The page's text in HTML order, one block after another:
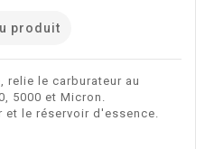
produit
relie le carburateur au
5000 et Micron.
et le réservoir d'essence.